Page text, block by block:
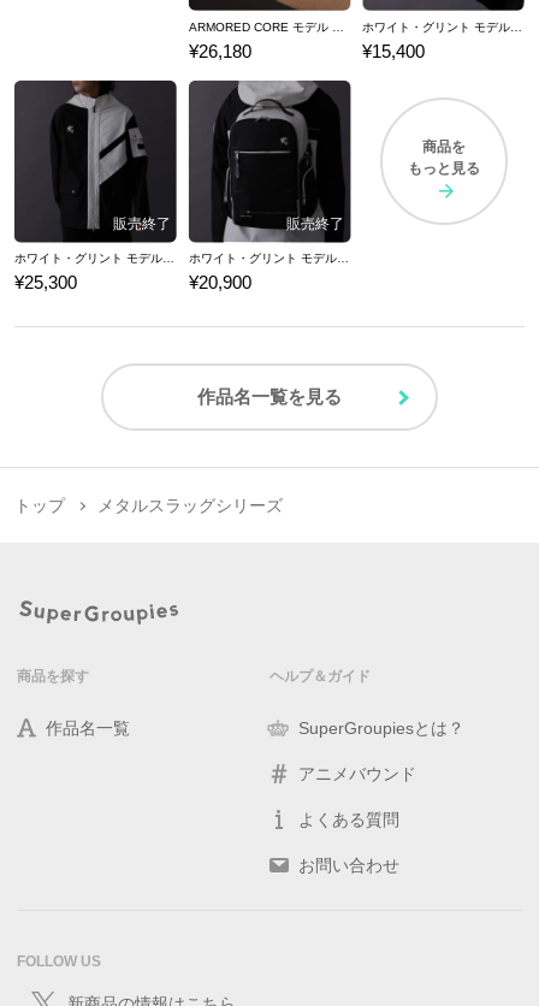
¥26,180 ¥15,400
ホワイト・グリント モデル ブルゾン ARMORED CORE for Answer アーマード・コア フォーアンサー
¥25,300
ホワイト・グリント モデル バックパック ARMORED CORE for Answer アーマード・コア フォーアンサー
¥20,900
商品を
もっと見る
作品名一覧を見る
トップ メタルスラッグシリーズ
商品を探す
作品名一覧
ヘルプ＆ガイド
SuperGroupiesとは？
アニメバウンド
よくある質問
お問い合わせ
FOLLOW US